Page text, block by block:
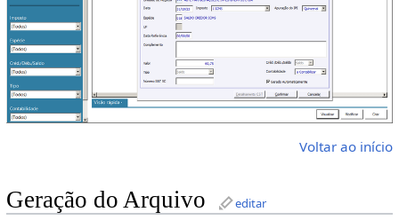
Voltar ao início
Geração do Arquivo editar